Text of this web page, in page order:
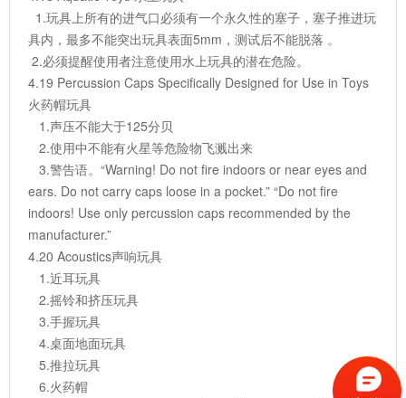
1.玩具上所有的进气口必须有一个永久性的塞子，塞子推进玩
具内，最多不能突出玩具表面5mm，测试后不能脱落 。
2.必须提醒使用者注意使用水上玩具的潜在危险。
4.19 Percussion Caps Specifically Designed for Use in Toys
火药帽玩具
1.声压不能大于125分贝
2.使用中不能有火星等危险物飞溅出来
3.警告语。“Warning! Do not fire indoors or near eyes and
ears. Do not carry caps loose in a pocket.” “Do not fire
indoors! Use only percussion caps recommended by the
manufacturer.”
4.20 Acoustics声响玩具
1.近耳玩具
2.摇铃和挤压玩具
3.手握玩具
4.桌面地面玩具
5.推拉玩具
6.火药帽